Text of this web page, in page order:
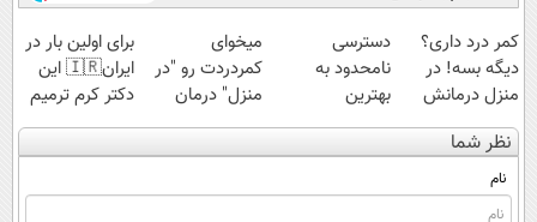
کمر درد داری؟
دیگه بسه! در
منزل درمانش
کن
(◀پرسش‌نامه)
دسترسی
نامحدود به
بهترین
آموزش‌ها تا روز
کنکور
میخوای
کمردردت رو "در
منزل" درمان
کنی؟ (◂فیلم +
◂پرسش‌نامه)
برای اولین بار در
ایران🇮🇷 این
دکتر کرم ترمیم
کننده 23 روزه
ساخت!
نظر شما
نام